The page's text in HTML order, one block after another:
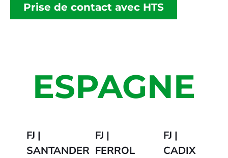
Prise de contact avec HTS
ESPAGNE
FJ |
SANTANDER
FJ |
FERROL
FJ |
CADIX